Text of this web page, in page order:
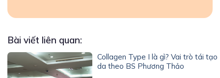
Bài viết liên quan:
Collagen Type I là gì? Vai trò tái tạo
da theo BS Phương Thảo